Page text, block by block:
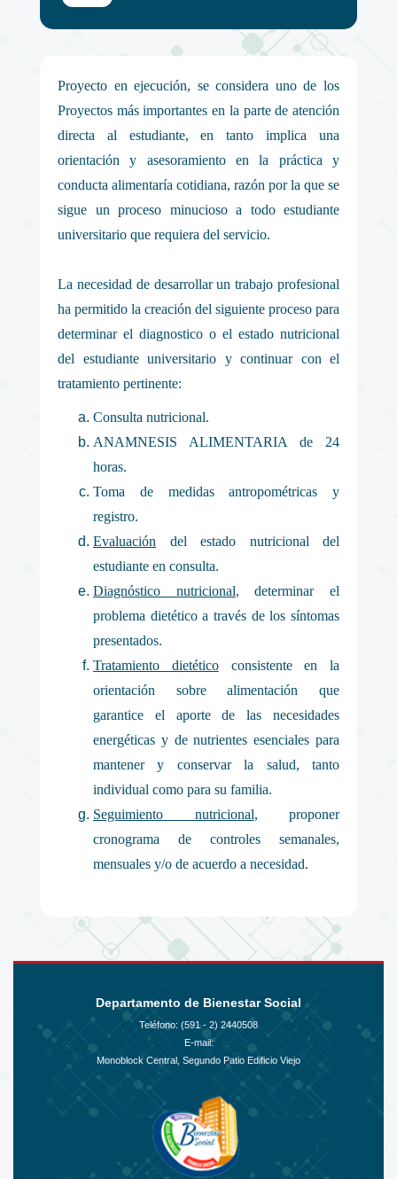
Proyecto en ejecución, se considera uno de los
Proyectos más importantes en la parte de atención
directa al estudiante, en tanto implica una
orientación y asesoramiento en la práctica y
conducta alimentaría cotidiana, razón por la que se
sigue un proceso minucioso a todo estudiante
universitario que requiera del servicio.
La necesidad de desarrollar un trabajo profesional
ha permitido la creación del siguiente proceso para
determinar el diagnostico o el estado nutricional
del estudiante universitario y continuar con el
tratamiento pertinente:
Consulta nutricional.
ANAMNESIS ALIMENTARIA de 24
horas.
Toma de medidas antropométricas y
registro.
Evaluación del estado nutricional del
estudiante en consulta.
Diagnóstico nutricional, determinar el
problema dietético a través de los síntomas
presentados.
Tratamiento dietéticoconsistente en la
orientación sobre alimentación que
garantice el aporte de las necesidades
energéticas y de nutrientes esenciales para
mantener y conservar la salud, tanto
individual como para su familia.
Seguimiento nutricional, proponer
cronograma de controles semanales,
mensuales y/o de acuerdo a necesidad.
Departamento de Bienestar Social
Teléfono: (591 - 2) 2440508
E-mail:
Monoblock Central, Segundo Patio Edificio Viejo